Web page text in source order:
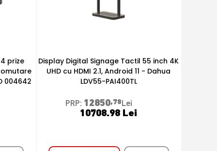
inch 4K
Dahua
Display Digital Signage 65 inch 4K
Android 11, uz 24/7 - Dahua LDV65-
PAI400L
PRP: 12850,78 Lei
10708.98 Lei